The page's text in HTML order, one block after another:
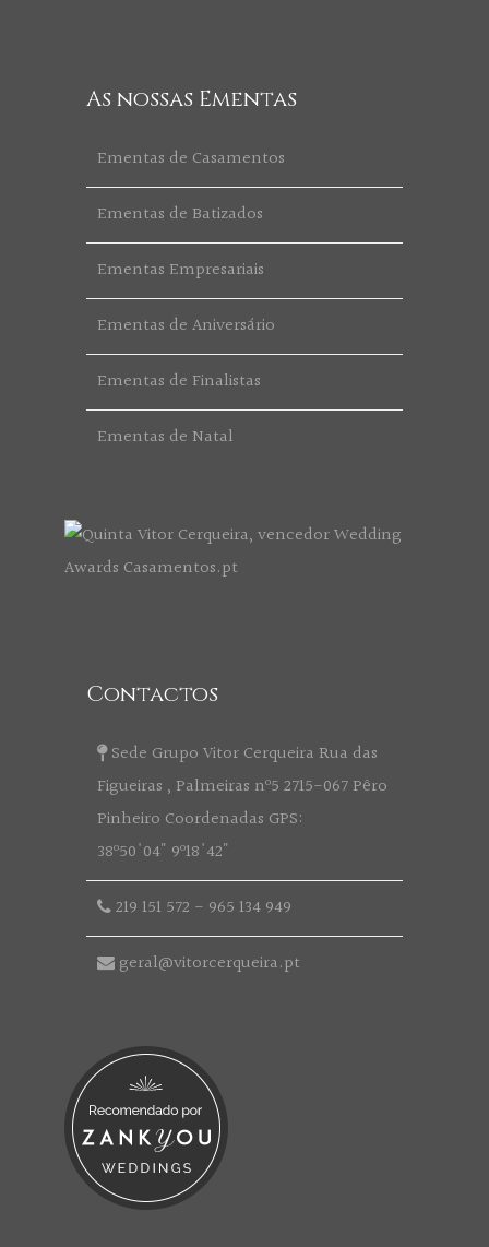
As nossas Ementas
Ementas de Casamentos
Ementas de Batizados
Ementas Empresariais
Ementas de Aniversário
Ementas de Finalistas
Ementas de Natal
Contactos
Sede Grupo Vitor Cerqueira Rua das
Figueiras , Palmeiras nº5 2715-067 Pêro
Pinheiro Coordenadas GPS:
38º50'04" 9º18'42"
219 151 572 - 965 134 949
geral@vitorcerqueira.pt